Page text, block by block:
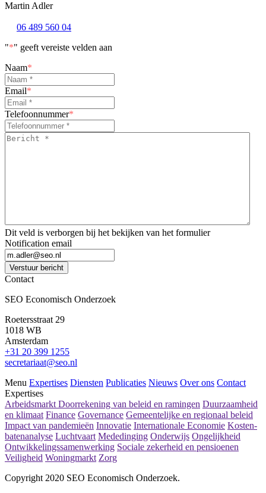
Martin Adler
06 489 560 04
"*" geeft vereiste velden aan
Naam*
Email*
Telefoonnummer*
Bericht
Dit veld is verborgen bij het bekijken van het formulier
Notification email
Verstuur bericht
Contact
SEO Economisch Onderzoek
Roetersstraat 29
1018 WB
Amsterdam
+31 20 399 1255
secretariaat@seo.nl
Menu Expertises Diensten Publicaties Nieuws Over ons Contact
Expertises
Arbeidsmarkt Doorrekening van beleid en ramingen Duurzaamheid
en klimaat Finance Governance Gemeentelijke en regionaal beleid
Impact van pandemieën Innovatie Internationale Economie Kosten-
batenanalyse Luchtvaart Mededinging Onderwijs Ongelijkheid
Ontwikkelingssamenwerking Sociale zekerheid en pensioenen
Veiligheid Woningmarkt Zorg
Copyright 2020 SEO Economisch Onderzoek.